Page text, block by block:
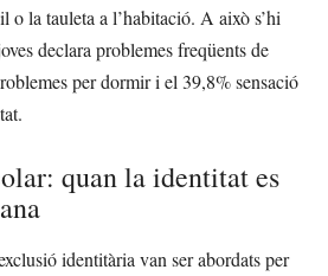
o la tauleta a l’habitació. A això s’hi
declara problemes freqüents de
per dormir i el 39,8% sensació
quan la identitat es
identitària van ser abordats per